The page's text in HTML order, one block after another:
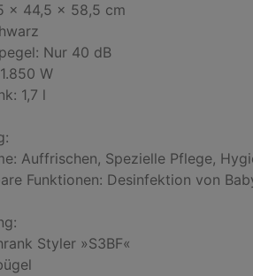
x 44,5 x 58,5 cm
Nur 40 dB
W
1,7 l
Auffrischen, Spezielle Pflege,
Funktionen: Desinfektion von
Styler »S3BF«